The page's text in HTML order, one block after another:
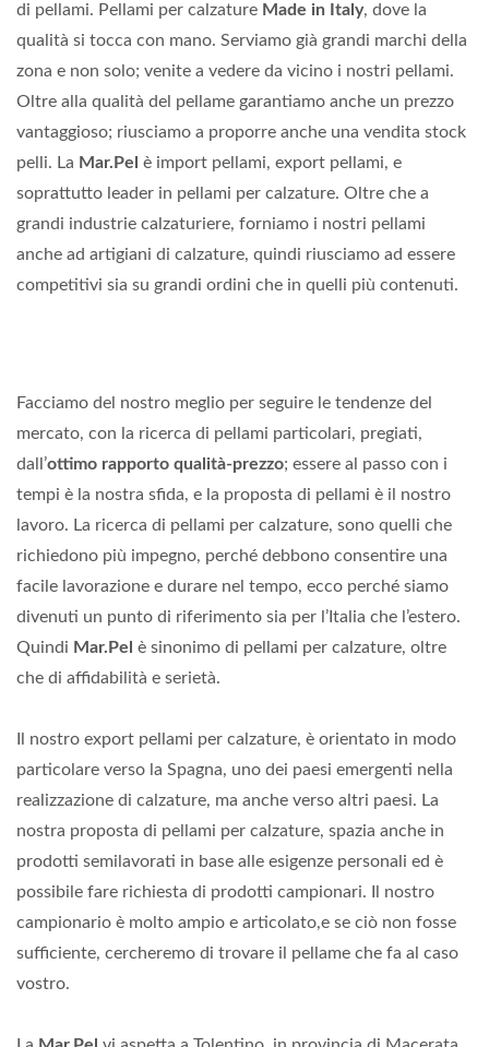
di pellami. Pellami per calzature Made in Italy, dove la
qualità si tocca con mano. Serviamo già grandi marchi della
zona e non solo; venite a vedere da vicino i nostri pellami.
Oltre alla qualità del pellame garantiamo anche un prezzo
vantaggioso; riusciamo a proporre anche una vendita stock
pelli. La Mar.Pel è import pellami, export pellami, e
soprattutto leader in pellami per calzature. Oltre che a
grandi industrie calzaturiere, forniamo i nostri pellami
anche ad artigiani di calzature, quindi riusciamo ad essere
competitivi sia su grandi ordini che in quelli più contenuti.
Facciamo del nostro meglio per seguire le tendenze del
mercato, con la ricerca di pellami particolari, pregiati,
dall’ottimo rapporto qualità-prezzo; essere al passo con i
tempi è la nostra sfida, e la proposta di pellami è il nostro
lavoro. La ricerca di pellami per calzature, sono quelli che
richiedono più impegno, perché debbono consentire una
facile lavorazione e durare nel tempo, ecco perché siamo
divenuti un punto di riferimento sia per l’Italia che l’estero.
Quindi Mar.Pel è sinonimo di pellami per calzature, oltre
che di affidabilità e serietà.
Il nostro export pellami per calzature, è orientato in modo
particolare verso la Spagna, uno dei paesi emergenti nella
realizzazione di calzature, ma anche verso altri paesi. La
nostra proposta di pellami per calzature, spazia anche in
prodotti semilavorati in base alle esigenze personali ed è
possibile fare richiesta di prodotti campionari. Il nostro
campionario è molto ampio e articolato,e se ciò non fosse
sufficiente, cercheremo di trovare il pellame che fa al caso
vostro.